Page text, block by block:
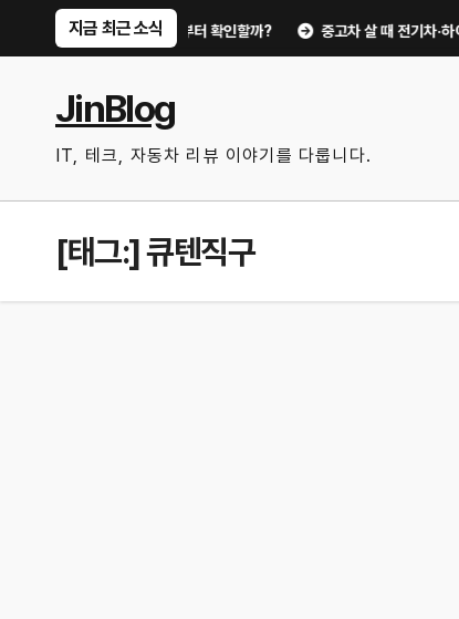
지금 최근 소식
분 점검 루틴, 무엇부터 확인할까? 중고차 살 때 전기차·하이브리드
JinBlog
IT, 테크, 자동차 리뷰 이야기를 다룹니다.
[태그:]큐텐직구